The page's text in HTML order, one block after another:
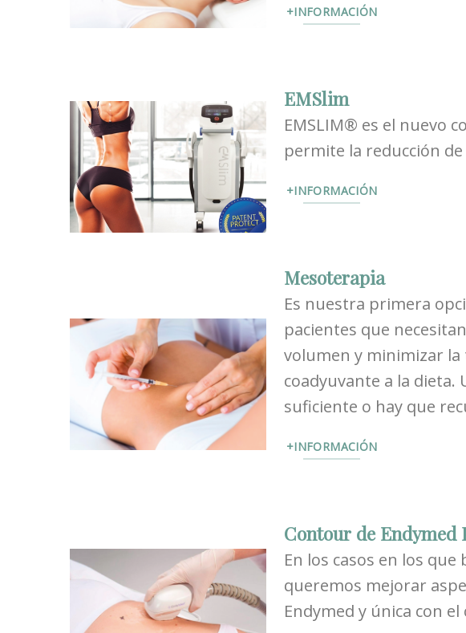
+INFORMACIÓN
EMSlim
EMSLIM® es el nuevo
permite la reducción
+INFORMACIÓN
Mesoterapia
Es nuestra primera
pacientes que
volumen y minimizar la
coadyuvante a la dieta.
suficiente o hay que
+INFORMACIÓN
Contour de Endymed
En los casos en los
queremos mejorar
Endymed y única con